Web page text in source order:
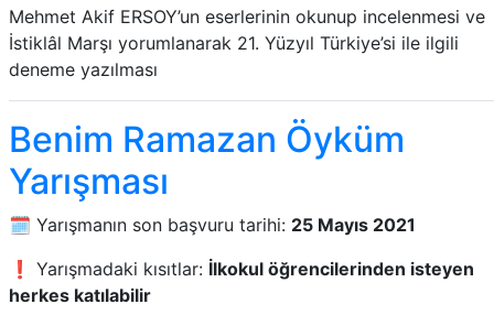
Mehmet Akif ERSOY’un eserlerinin okunup incelenmesi ve
İstiklâl Marşı yorumlanarak 21. Yüzyıl Türkiye’si ile ilgili
deneme yazılması
Benim Ramazan Öyküm
Yarışması
🗓️ Yarışmanın son başvuru tarihi: 25 Mayıs 2021
❗ Yarışmadaki kısıtlar: İlkokul öğrencilerinden isteyen
herkes katılabilir